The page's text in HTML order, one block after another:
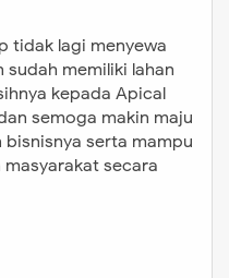
tidak lagi menyewa
sudah memiliki lahan
kepada Apical
semoga makin maju
serta mampu
secara